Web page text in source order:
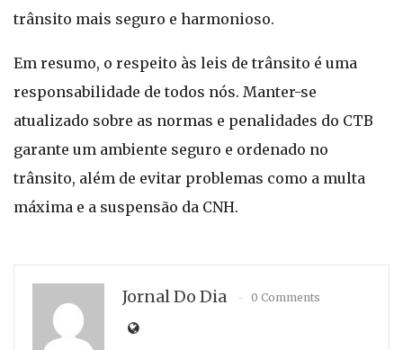
trânsito mais seguro e harmonioso.
Em resumo, o respeito às leis de trânsito é uma
responsabilidade de todos nós. Manter-se
atualizado sobre as normas e penalidades do CTB
garante um ambiente seguro e ordenado no
trânsito, além de evitar problemas como a multa
máxima e a suspensão da CNH.
Jornal Do Dia 0 Comments